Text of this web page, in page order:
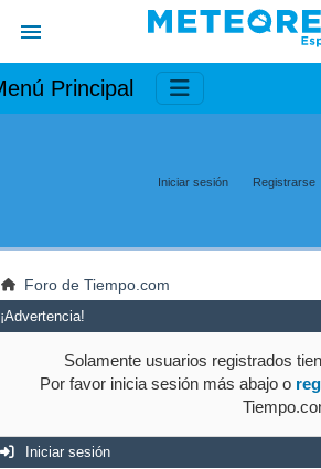
Principal
Iniciar sesión Registrarse
Foro de Tiempo.com
¡Advertencia!
Solamente usuarios registrados
Por favor inicia sesión más abajo o
Iniciar sesión